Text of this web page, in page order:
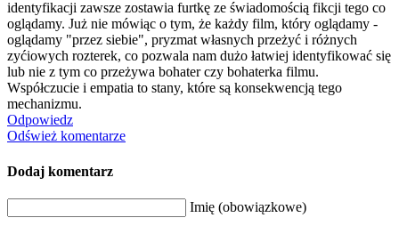
identyfikacji zawsze zostawia furtkę ze świadomością fikcji tego co
oglądamy. Już nie mówiąc o tym, że każdy film, który oglądamy -
oglądamy "przez siebie", pryzmat własnych przeżyć i różnych
zyćiowych rozterek, co pozwala nam dużo łatwiej identyfikować się
lub nie z tym co przeżywa bohater czy bohaterka filmu.
Współczucie i empatia to stany, które są konsekwencją tego
mechanizmu.
Odpowiedz
Odśwież komentarze
Dodaj komentarz
Imię (obowiązkowe)